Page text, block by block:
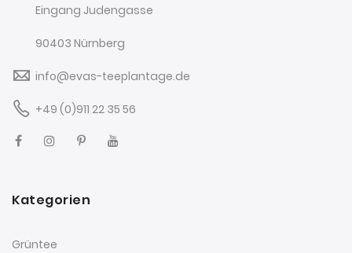
Eingang Judengasse
90403 Nürnberg
info@evas-teeplantage.de
+49 (0)911 22 35 56
Kategorien
Grüntee